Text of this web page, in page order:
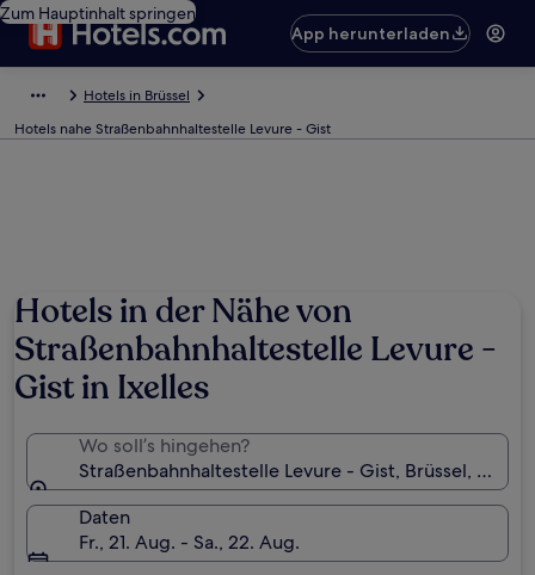
Zum Hauptinhalt springen
App herunterladen
Hotels in Brüssel
Hotels nahe Straßenbahnhaltestelle Levure - Gist
Hotels in der Nähe von
Straßenbahnhaltestelle Levure -
Gist in Ixelles
Wo soll’s hingehen?
Straßenbahnhaltestelle Levure - Gist, Brüssel,
Daten
Fr., 21. Aug. - Sa., 22. Aug.